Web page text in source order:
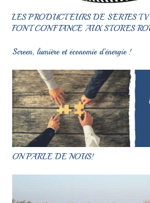
LES PRODUCTEURS DE SERIES
FONT CONFIANCE AUX STORES
Screen, lumière et économie d’énergie !
ON PARLE DE NOUS!